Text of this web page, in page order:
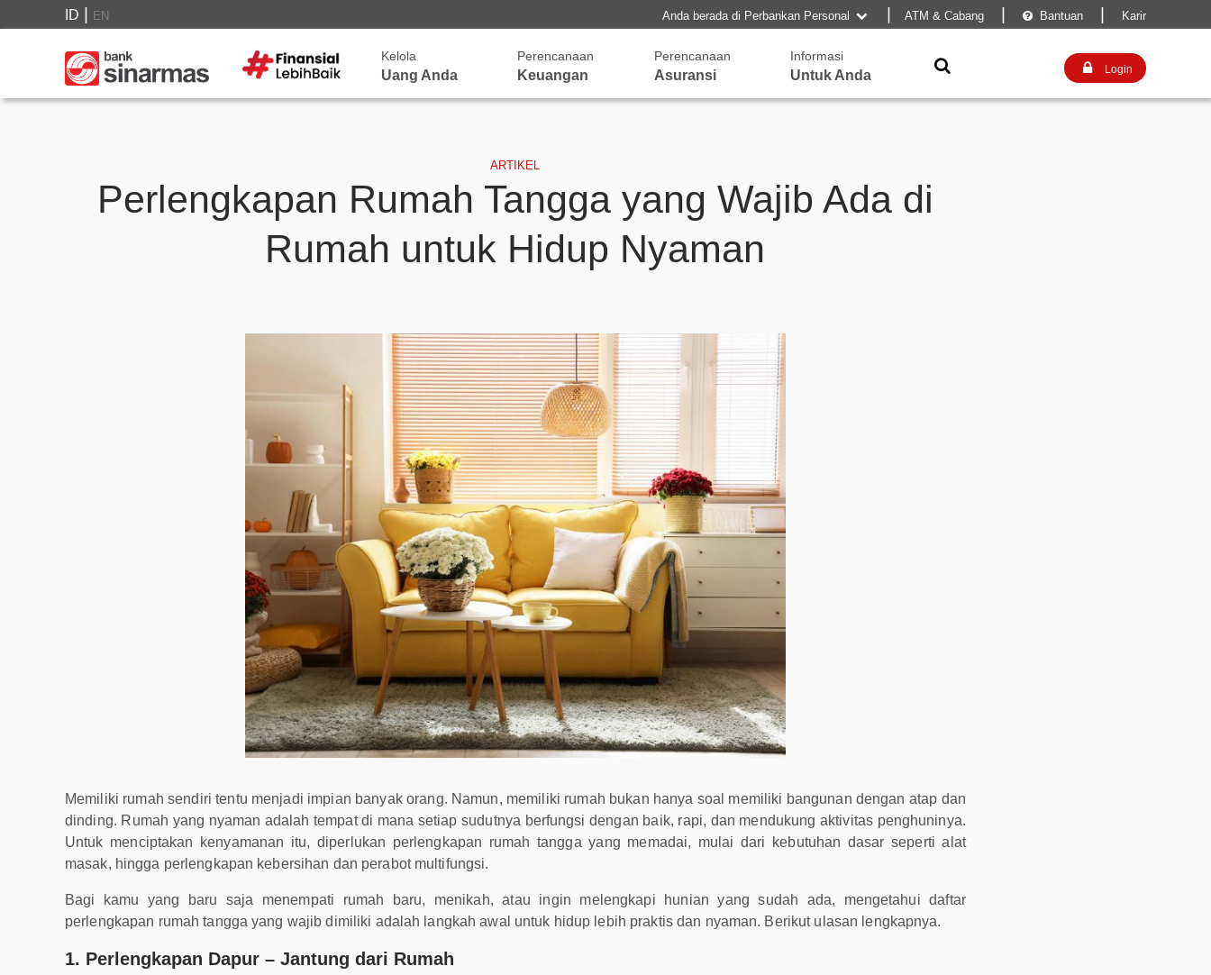
ID EN Anda berada di Perbankan Personal  |ATM & Cabang  Bantuan Karir
Kelola
Uang Anda
Perencanaan
Keuangan
Perencanaan
Asuransi
Informasi
Untuk Anda
  Login
ARTIKEL
Perlengkapan Rumah Tangga yang Wajib Ada di
Rumah untuk Hidup Nyaman
Memiliki rumah sendiri tentu menjadi impian banyak orang. Namun, memiliki rumah bukan hanya soal memiliki bangunan dengan atap dan
dinding. Rumah yang nyaman adalah tempat di mana setiap sudutnya berfungsi dengan baik, rapi, dan mendukung aktivitas penghuninya.
Untuk menciptakan kenyamanan itu, diperlukan perlengkapan rumah tangga yang memadai, mulai dari kebutuhan dasar seperti alat
masak, hingga perlengkapan kebersihan dan perabot multifungsi.
Bagi kamu yang baru saja menempati rumah baru, menikah, atau ingin melengkapi hunian yang sudah ada, mengetahui daftar
perlengkapan rumah tangga yang wajib dimiliki adalah langkah awal untuk hidup lebih praktis dan nyaman. Berikut ulasan lengkapnya.
1. Perlengkapan Dapur – Jantung dari Rumah